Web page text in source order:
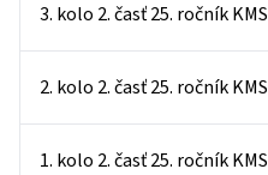
3. kolo 2. časť 25. ročník KMS
2. kolo 2. časť 25. ročník KMS
1. kolo 2. časť 25. ročník KMS